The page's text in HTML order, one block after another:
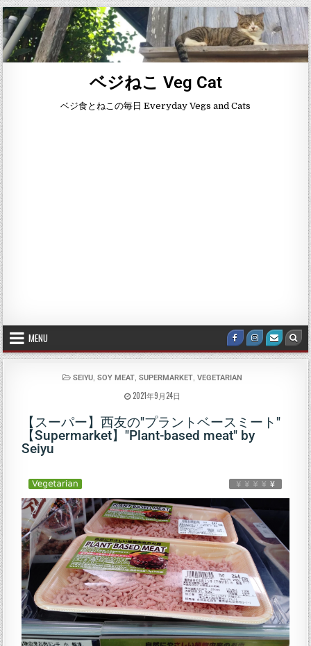
ベジねこ Veg Cat
ベジ食とねこの毎日 Everyday Vegs and Cats
MENU
SEIYU, SOY MEAT, SUPERMARKET, VEGETARIAN
2021年9月24日
【スーパー】西友の"プラントベースミート"
【Supermarket】"Plant-based meat" by
Seiyu